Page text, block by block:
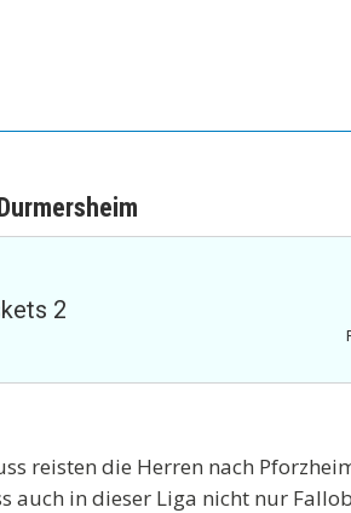
2
reisten die Herren nach
auch in dieser Liga nicht nur